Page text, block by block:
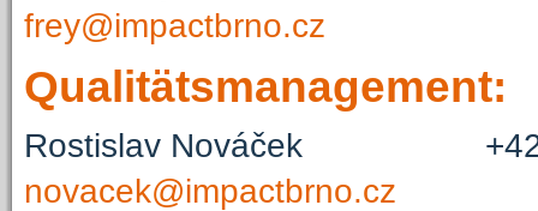
frey@impactbrno.cz
Qualitätsmanagement:
Rostislav Nováček
novacek@impactbrno.cz